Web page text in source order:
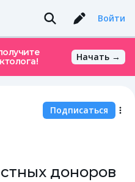
Войти
Начать →
Подписаться
доноров